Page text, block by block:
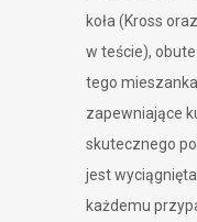
koła (Kross
w teście),
tego
zapewniające
skutecznego
jest
każdemu